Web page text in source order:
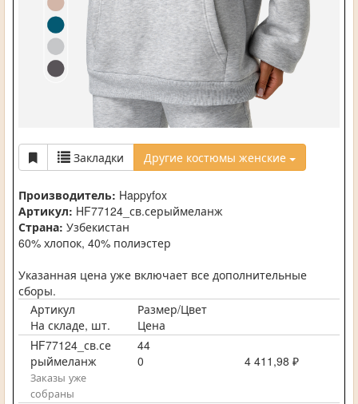
Закладки Другие костюмы женские
Производитель: Happyfox
Артикул: HF77124_св.серыймеланж
Страна: Узбекистан
60% хлопок, 40% полиэстер
Указанная цена уже включает все дополнительные
сборы.
Артикул
Размер/Цвет
На складе, шт.
Цена
HF77124_св.се
рыймеланж
44
0
4 411,98 ₽
Заказы уже
собраны